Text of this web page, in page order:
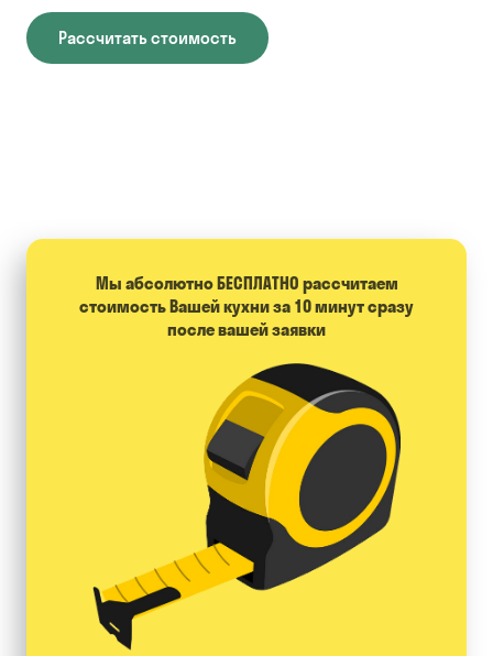
Рассчитать стоимость
Мы абсолютно БЕСПЛАТНО расcчитаем
стоимость Вашей кухни за 10 минут сразу
после вашей заявки